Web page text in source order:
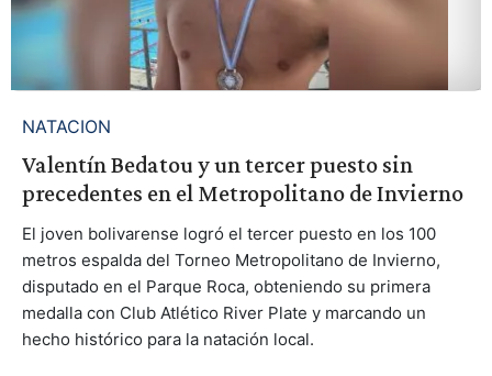
NATACION
Valentín Bedatou y un tercer puesto sin
precedentes en el Metropolitano de Invierno
El joven bolivarense logró el tercer puesto en los 100
metros espalda del Torneo Metropolitano de Invierno,
disputado en el Parque Roca, obteniendo su primera
medalla con Club Atlético River Plate y marcando un
hecho histórico para la natación local.